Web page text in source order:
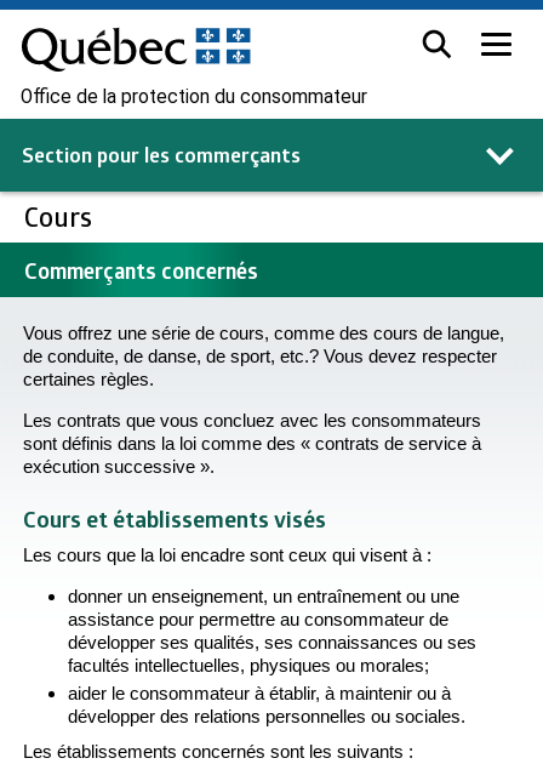
Office de la protection du consommateur
Section pour les commerçants
Cours
Commerçants concernés
Vous offrez une série de cours, comme des cours de langue,
de conduite, de danse, de sport, etc.? Vous devez respecter
certaines règles.
Les contrats que vous concluez avec les consommateurs
sont définis dans la loi comme des « contrats de service à
exécution successive ».
Cours et établissements visés
Les cours que la loi encadre sont ceux qui visent à :
donner un enseignement, un entraînement ou une
assistance pour permettre au consommateur de
développer ses qualités, ses connaissances ou ses
facultés intellectuelles, physiques ou morales;
aider le consommateur à établir, à maintenir ou à
développer des relations personnelles ou sociales.
Les établissements concernés sont les suivants :